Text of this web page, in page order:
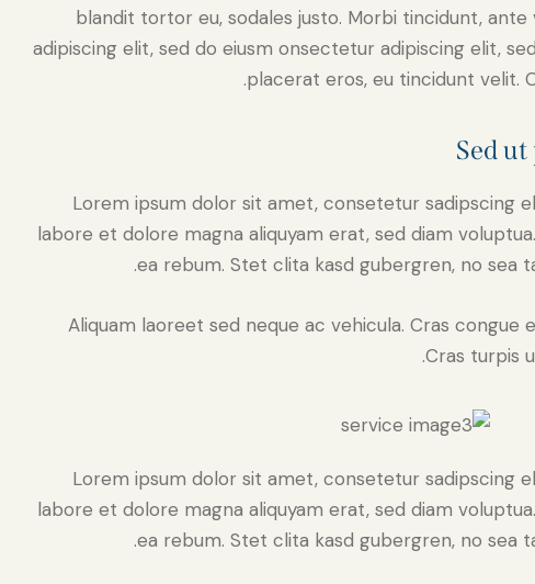
blandit tortor eu, sodales justo. Morbi tincidunt,
adipiscing elit, sed do eiusm onsectetur adipiscing elit,
placerat eros, eu tincidunt velit.
Sed
Lorem ipsum dolor sit amet, consetetur sadipscing
labore et dolore magna aliquyam erat, sed diam
ea rebum. Stet clita kasd gubergren, no sea
Aliquam laoreet sed neque ac vehicula. Cras
Cras turpis
Lorem ipsum dolor sit amet, consetetur sadipscing
labore et dolore magna aliquyam erat, sed diam
ea rebum. Stet clita kasd gubergren, no sea